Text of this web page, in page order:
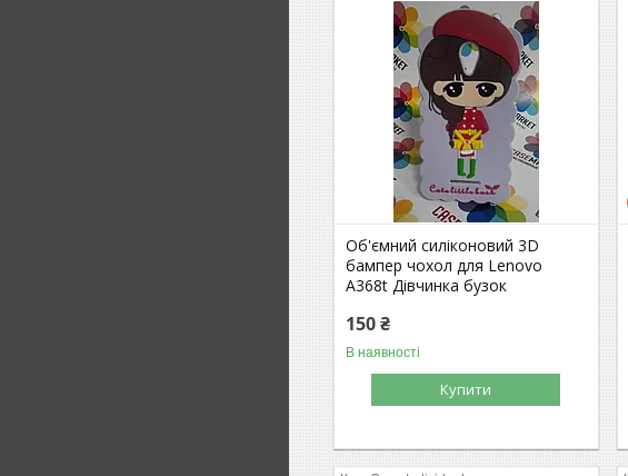
Об'ємний силіконовий 3D
бампер чохол для Lenovo
A368t Дівчинка бузок
150 ₴
В наявності
Купити